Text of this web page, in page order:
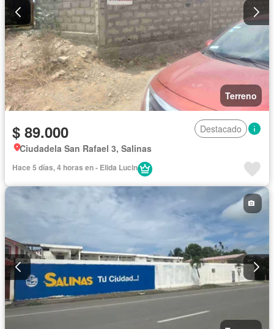
Terreno
$ 89.000
Destacado
Ciudadela San Rafael 3, Salinas
Hace 5 días, 4 horas en - Elida Lucin